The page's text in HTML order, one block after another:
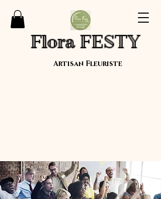
Flora FESTY
Artisan Fleuriste